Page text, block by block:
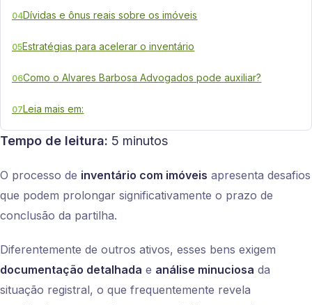
04Dívidas e ônus reais sobre os imóveis
05Estratégias para acelerar o inventário
06Como o Alvares Barbosa Advogados pode auxiliar?
07Leia mais em:
Tempo de leitura: 5 minutos
O processo de inventário com imóveis apresenta desafios
que podem prolongar significativamente o prazo de
conclusão da partilha.
Diferentemente de outros ativos, esses bens exigem
documentação detalhada e análise minuciosa da
situação registral, o que frequentemente revela